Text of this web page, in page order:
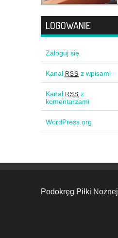
LOGOWANIE
Zaloguj się
Kanał RSS z wpisami
Kanał RSS z
komentarzami
WordPress.org
Podokręg Piłki Nożnej